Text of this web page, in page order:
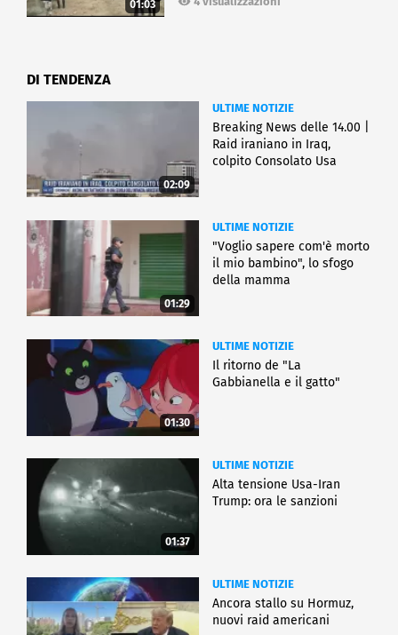
01:03
DI TENDENZA
02:09
ULTIME NOTIZIE
Breaking News delle 14.00 |
Raid iraniano in Iraq,
colpito Consolato Usa
01:29
ULTIME NOTIZIE
"Voglio sapere com'è morto
il mio bambino", lo sfogo
della mamma
01:30
ULTIME NOTIZIE
Il ritorno de "La
Gabbianella e il gatto"
01:37
ULTIME NOTIZIE
Alta tensione Usa-Iran
Trump: ora le sanzioni
ULTIME NOTIZIE
Ancora stallo su Hormuz,
nuovi raid americani